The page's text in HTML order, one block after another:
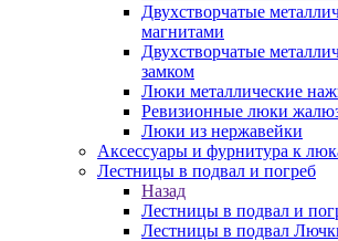
Двухстворчатые
магнитами
Двухстворчатые
замком
Люки металлические
Ревизионные люки
Люки из нержавейки
Аксессуары и фурнитура к
Лестницы в подвал и погреб
Назад
Лестницы в подвал и
Лестницы в подвал